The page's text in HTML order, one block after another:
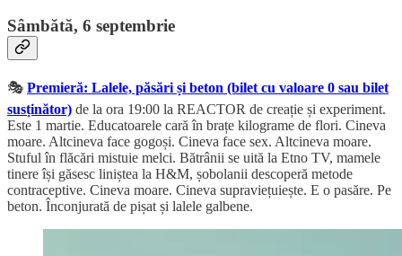
Sâmbătă, 6 septembrie
🎭 Premieră: Lalele, păsări și beton (bilet cu valoare 0 sau bilet
susținător) de la ora 19:00 la REACTOR de creație și experiment.
Este 1 martie. Educatoarele cară în brațe kilograme de flori. Cineva
moare. Altcineva face gogoși. Cineva face sex. Altcineva moare.
Stuful în flăcări mistuie melci. Bătrânii se uită la Etno TV, mamele
tinere își găsesc liniștea la H&M, șobolanii descoperă metode
contraceptive. Cineva moare. Cineva supraviețuiește. E o pasăre. Pe
beton. Înconjurată de pișat și lalele galbene.